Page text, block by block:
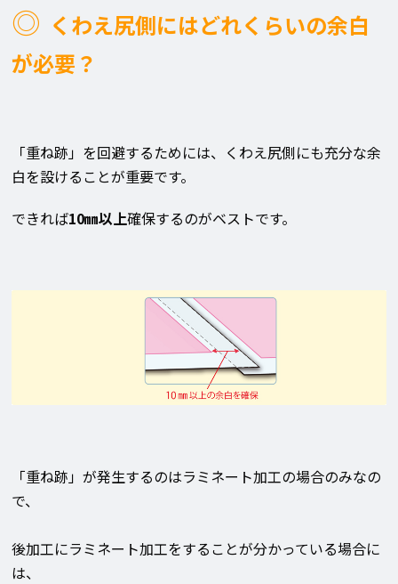
◎ くわえ尻側にはどれくらいの余白
が必要？
「重ね跡」を回避するためには、くわえ尻側にも充分な余
白を設けることが重要です。
できれば10㎜以上確保するのがベストです。
「重ね跡」が発生するのはラミネート加工の場合のみなの
で、
後加工にラミネート加工をすることが分かっている場合に
は、